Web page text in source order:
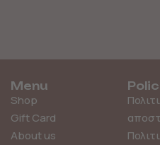
Menu
Shop
Gift Card
About us